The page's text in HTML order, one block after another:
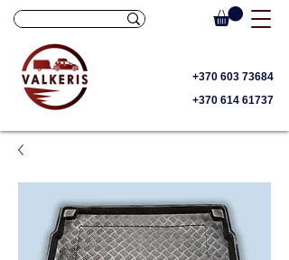
+370 603 73684
+370 614 61737